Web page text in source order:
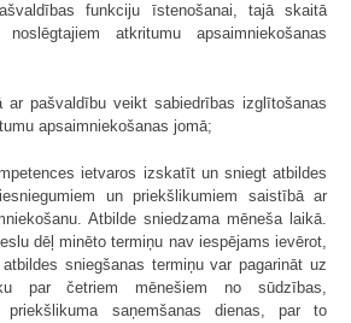
funkciju īstenošanai, tajā skaitā
atkritumu apsaimniekošanas
ar pašvaldību veikt sabiedrības izglītošanas
apsaimniekošanas jomā;
ietvaros izskatīt un sniegt atbildes
un priekšlikumiem saistībā ar
Atbilde sniedzama mēneša laikā.
dēļ minēto termiņu nav iespējams ievērot,
sniegšanas termiņu var pagarināt uz
par četriem mēnešiem no sūdzības,
priekšlikuma saņemšanas dienas, par to